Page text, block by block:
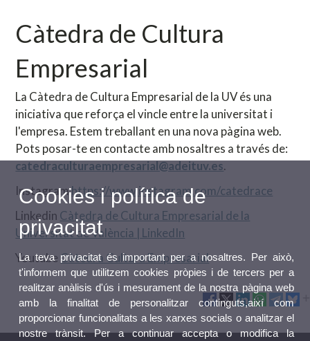
Càtedra de Cultura
Empresarial
La Càtedra de Cultura Empresarial de la UV és una
iniciativa que reforça el vincle entre la universitat i
l'empresa. Estem treballant en una nova pàgina web.
Pots posar-te en contacte amb nosaltres a través de:
catedraculturaempresarial@adeituv.es.
Instagramhttps://www.instagram.com/catedrace
Linkedin Càtedra de Cultura Empresarial de la
Universitat de València | LinkedIn
Youtube Càtedra Cultura Empresarial
Cookies i política de
privacitat
La teva privacitat és important per a nosaltres. Per això,
t'informem que utilitzem cookies pròpies i de tercers per a
realitzar anàlisis d'ús i mesurament de la nostra pàgina web
amb la finalitat de personalitzar continguts,així com
proporcionar funcionalitats a les xarxes socials o analitzar el
nostre trànsit. Per a continuar accepta o modifica la